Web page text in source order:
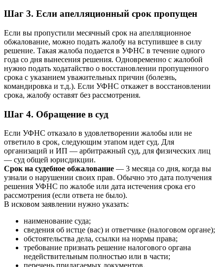
Шаг 3. Если апелляционный срок пропущен
Если вы пропустили месячный срок на апелляционное
обжалование, можно подать жалобу на вступившее в силу
решение. Такая жалоба подается в УФНС в течение одного
года со дня вынесения решения. Одновременно с жалобой
нужно подать ходатайство о восстановлении пропущенного
срока с указанием уважительных причин (болезнь,
командировка и т.д.). Если УФНС откажет в восстановлении
срока, жалобу оставят без рассмотрения.
Шаг 4. Обращение в суд
Если УФНС отказало в удовлетворении жалобы или не
ответило в срок, следующим этапом идет суд. Для
организаций и ИП — арбитражный суд, для физических лиц
— суд общей юрисдикции.
Срок на судебное обжалование — 3 месяца со дня, когда вы
узнали о нарушении своих прав. Обычно это дата получения
решения УФНС по жалобе или дата истечения срока его
рассмотрения (если ответа не было).
В исковом заявлении нужно указать:
наименование суда;
сведения об истце (вас) и ответчике (налоговом органе);
обстоятельства дела, ссылки на нормы права;
требование признать решение налогового органа
недействительным полностью или в части;